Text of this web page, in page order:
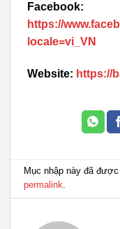
Facebook:
https://
locale=vi_VN
Website: https://
Mục nhập này đã
permalink.